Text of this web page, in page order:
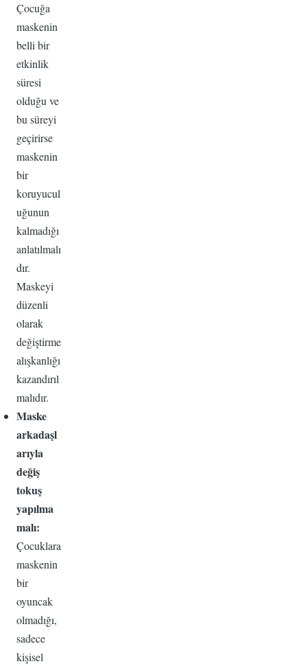
Çocuğa
maskenin
belli bir
etkinlik
süresi
olduğu ve
bu süreyi
geçirirse
maskenin
bir
koruyucul
uğunun
kalmadığı
anlatılmalı
dır.
Maskeyi
düzenli
olarak
değiştirme
alışkanlığı
kazandırıl
malıdır.
Maske
arkadaşl
arıyla
değiş
tokuş
yapılma
malı:
Çocuklara
maskenin
bir
oyuncak
olmadığı,
sadece
kişisel